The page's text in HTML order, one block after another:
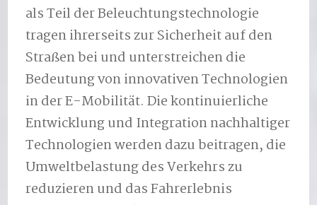
als Teil der Beleuchtungstechnologie
tragen ihrerseits zur Sicherheit auf den
Straßen bei und unterstreichen die
Bedeutung von innovativen Technologien
in der E-Mobilität. Die kontinuierliche
Entwicklung und Integration nachhaltiger
Technologien werden dazu beitragen, die
Umweltbelastung des Verkehrs zu
reduzieren und das Fahrerlebnis